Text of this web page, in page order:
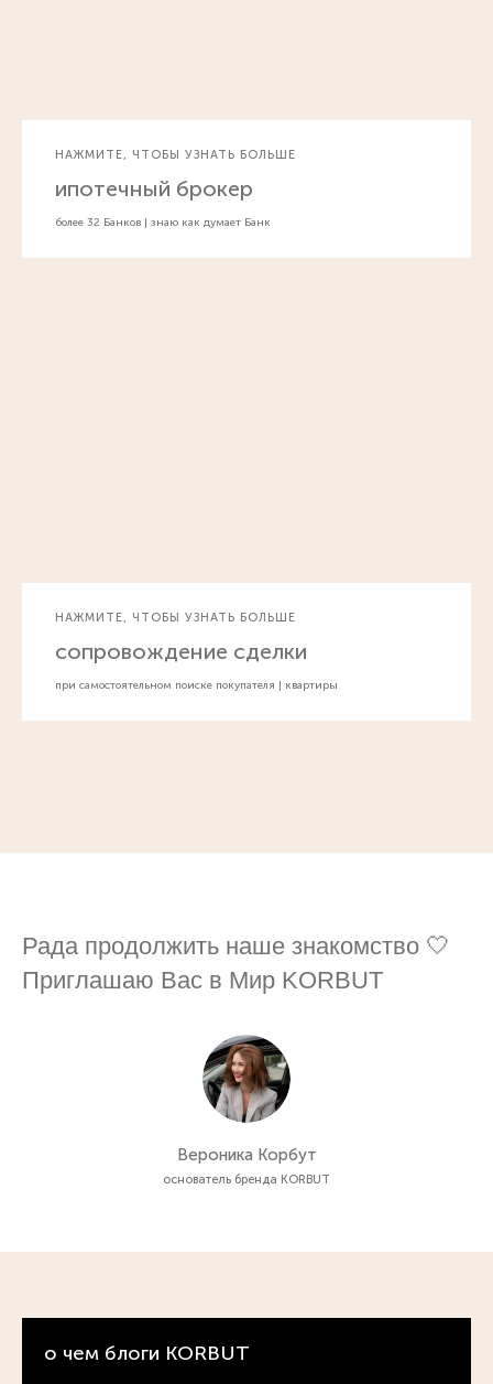
НАЖМИТЕ, ЧТОБЫ УЗНАТЬ БОЛЬШЕ
ипотечный брокер
более 32 Банков | знаю как думает Банк
НАЖМИТЕ, ЧТОБЫ УЗНАТЬ БОЛЬШЕ
сопровождение сделки
при самостоятельном поиске покупателя | квартиры
Рада продолжить наше знакомство 🤍
Приглашаю Вас в Мир KORBUT
Вероника Корбут
основатель бренда KORBUT
о чем блоги KORBUT